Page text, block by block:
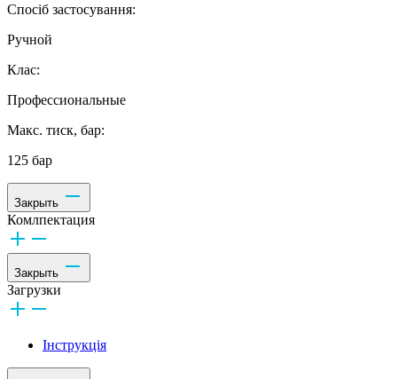
Спосіб застосування:
Ручной
Клас:
Профессиональные
Макс. тиск, бар:
125 бар
Закрыть
Комлпектация
Закрыть
Загрузки
Інструкція